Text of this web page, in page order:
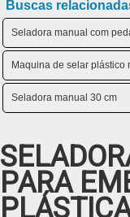
Buscas
Seladora manual com
Maquina de selar plástico
Seladora manual 30 cm
PARA